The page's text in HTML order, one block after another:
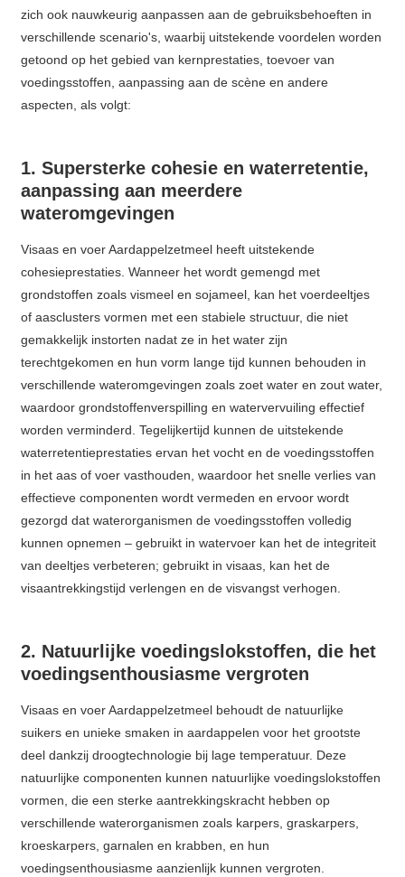
zich ook nauwkeurig aanpassen aan de gebruiksbehoeften in
verschillende scenario's, waarbij uitstekende voordelen worden
getoond op het gebied van kernprestaties, toevoer van
voedingsstoffen, aanpassing aan de scène en andere
aspecten, als volgt:
1. Supersterke cohesie en waterretentie,
aanpassing aan meerdere
wateromgevingen
Visaas en voer Aardappelzetmeel heeft uitstekende
cohesieprestaties. Wanneer het wordt gemengd met
grondstoffen zoals vismeel en sojameel, kan het voerdeeltjes
of aasclusters vormen met een stabiele structuur, die niet
gemakkelijk instorten nadat ze in het water zijn
terechtgekomen en hun vorm lange tijd kunnen behouden in
verschillende wateromgevingen zoals zoet water en zout water,
waardoor grondstoffenverspilling en watervervuiling effectief
worden verminderd. Tegelijkertijd kunnen de uitstekende
waterretentieprestaties ervan het vocht en de voedingsstoffen
in het aas of voer vasthouden, waardoor het snelle verlies van
effectieve componenten wordt vermeden en ervoor wordt
gezorgd dat waterorganismen de voedingsstoffen volledig
kunnen opnemen – gebruikt in watervoer kan het de integriteit
van deeltjes verbeteren; gebruikt in visaas, kan het de
visaantrekkingstijd verlengen en de visvangst verhogen.
2. Natuurlijke voedingslokstoffen, die het
voedingsenthousiasme vergroten
Visaas en voer Aardappelzetmeel behoudt de natuurlijke
suikers en unieke smaken in aardappelen voor het grootste
deel dankzij droogtechnologie bij lage temperatuur. Deze
natuurlijke componenten kunnen natuurlijke voedingslokstoffen
vormen, die een sterke aantrekkingskracht hebben op
verschillende waterorganismen zoals karpers, graskarpers,
kroeskarpers, garnalen en krabben, en hun
voedingsenthousiasme aanzienlijk kunnen vergroten.